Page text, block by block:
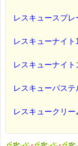
レスキュースプレ
レスキューナイト
レスキューナイト
レスキューパステ
レスキュークリー